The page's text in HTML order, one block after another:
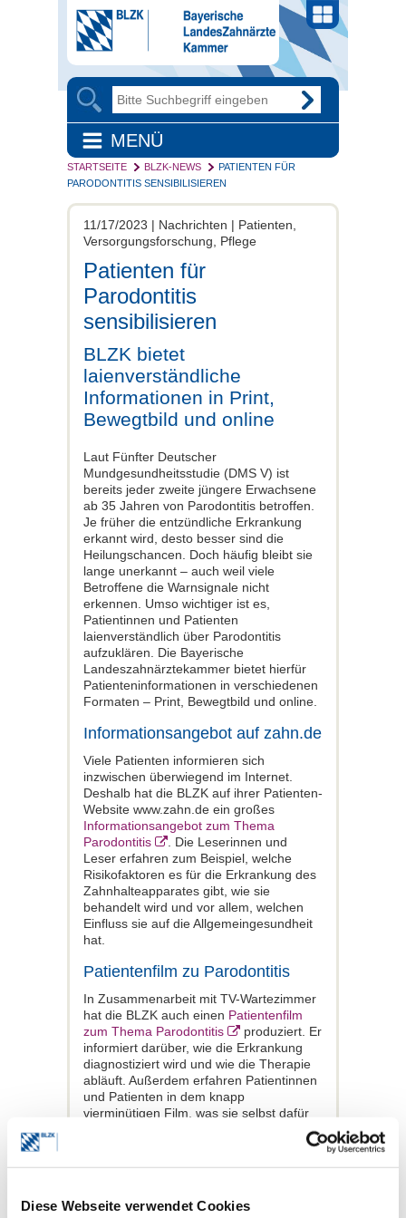
Diese Webseite verwendet Cookies
MENÜ
STARTSEITE BLZK-NEWS
PATIENTEN FÜR
PARODONTITIS SENSIBILISIEREN
11/17/2023 | Nachrichten | Patienten,
Versorgungsforschung, Pflege
Patienten für
Parodontitis
sensibilisieren
BLZK bietet
laienverständliche
Informationen in Print,
Bewegtbild und online
Laut Fünfter Deutscher
Mundgesundheitsstudie (DMS V) ist
bereits jeder zweite jüngere Erwachsene
ab 35 Jahren von Parodontitis betroffen.
Je früher die entzündliche Erkrankung
erkannt wird, desto besser sind die
Heilungschancen. Doch häufig bleibt sie
lange unerkannt – auch weil viele
Betroffene die Warnsignale nicht
erkennen. Umso wichtiger ist es,
Patientinnen und Patienten
laienverständlich über Parodontitis
aufzuklären. Die Bayerische
Landeszahnärztekammer bietet hierfür
Patienteninformationen in verschiedenen
Formaten – Print, Bewegtbild und online.
Informationsangebot auf zahn.de
Viele Patienten informieren sich
inzwischen überwiegend im Internet.
Deshalb hat die BLZK auf ihrer Patienten-
Website www.zahn.de ein großes
Informationsangebot zum Thema
Parodontitis
. Die Leserinnen und
Leser erfahren zum Beispiel, welche
Risikofaktoren es für die Erkrankung des
Zahnhalteapparates gibt, wie sie
behandelt wird und vor allem, welchen
Einfluss sie auf die Allgemeingesundheit
hat.
Patientenfilm zu Parodontitis
In Zusammenarbeit mit TV-Wartezimmer
hat die BLZK auch einen Patientenfilm
zum Thema Parodontitis
produziert. Er
informiert darüber, wie die Erkrankung
diagnostiziert wird und wie die Therapie
abläuft. Außerdem erfahren Patientinnen
und Patienten in dem knapp
vierminütigen Film, was sie selbst dafür
tun können, damit eine Parodontitis erst
vermeiden. Klare und ansprechende